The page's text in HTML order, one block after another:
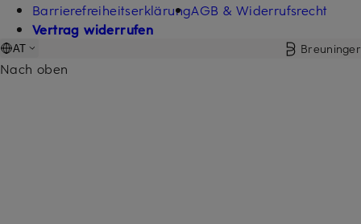
BarrierefreiheitserklärungAGB & Widerrufsrecht
Vertrag widerrufen
AT Breuninger
Nach oben